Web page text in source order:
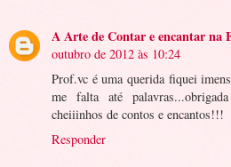
A Arte de Contar e encantar na
outubro de 2012 às 10:24
Prof.vc é uma querida fiquei
me falta até
cheiiinhos de contos e encantos!!!
Responder